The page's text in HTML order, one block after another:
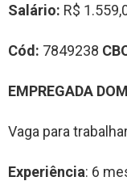
Salário: R$
Cód: 7849238
EMPREGADA
Vaga para
Experiência: 6